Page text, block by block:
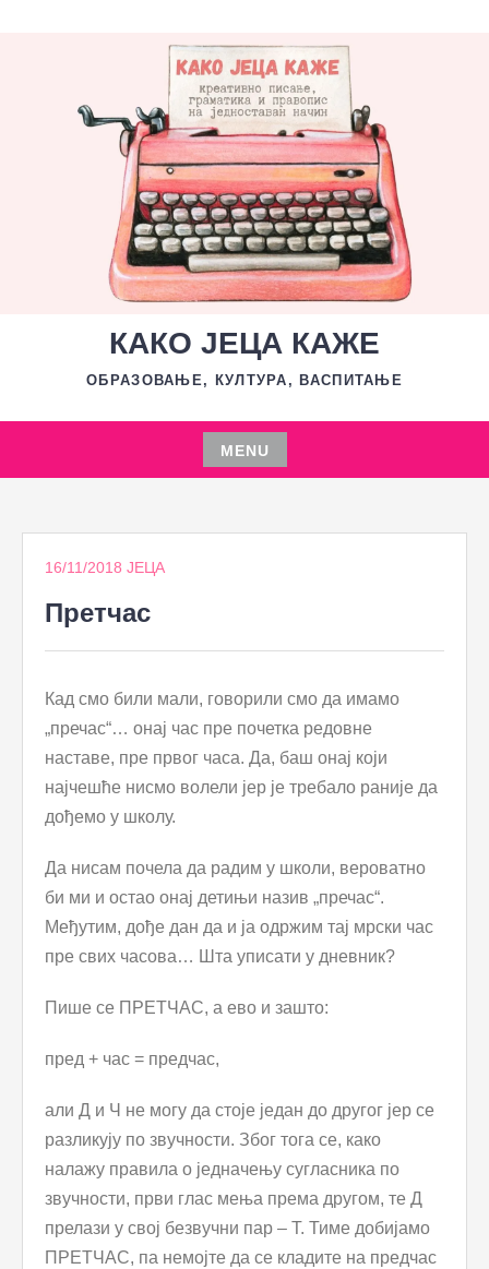
КАКО ЈЕЦА КАЖЕ
ОБРАЗОВАЊЕ, КУЛТУРА, ВАСПИТАЊЕ
MENU
Skip
content
16/11/2018 ЈЕЦА
Претчас
Кад смо били мали, говорили смо да имамо
„пречас“… онај час пре почетка редовне
наставе, пре првог часа. Да, баш онај који
најчешће нисмо волели јер је требало раније да
дођемо у школу.
Да нисам почела да радим у школи, вероватно
би ми и остао онај детињи назив „пречас“.
Међутим, дође дан да и ја одржим тај мрски час
пре свих часова… Шта уписати у дневник?
Пише се ПРЕТЧАС, а ево и зашто:
пред + час = предчас,
али Д и Ч не могу да стоје један до другог јер се
разликују по звучности. Због тога се, како
налажу правила о једначењу сугласника по
звучности, први глас мења према другом, те Д
прелази у свој безвучни пар – Т. Тиме добијамо
ПРЕТЧАС, па немојте да се кладите на предчас